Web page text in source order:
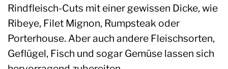
Rindfleisch-Cuts mit einer gewissen Dicke, wie
Ribeye, Filet Mignon, Rumpsteak oder
Porterhouse. Aber auch andere Fleischsorten,
Geflügel, Fisch und sogar Gemüse lassen sich